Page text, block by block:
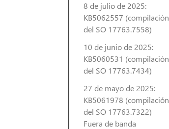
8 de julio de 2025:
KB5062557 (compilación
del SO 17763.7558)
10 de junio de 2025:
KB5060531 (compilación
del SO 17763.7434)
27 de mayo de 2025:
KB5061978 (compilación
del SO 17763.7322)
Fuera de banda